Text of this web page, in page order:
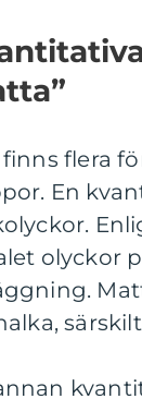
flera
En
olyckor